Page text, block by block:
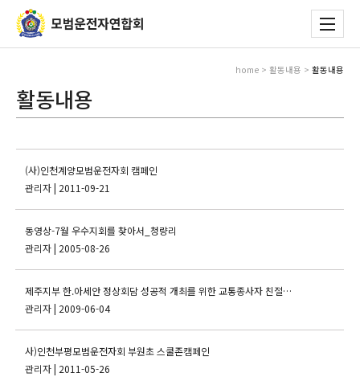
활동내용
home > 활동내용 > 활동내용
(사)인천계양모범운전자회 캠페인
관리자| 2011-09-21
동영상-7월 우수지회를 찾아서_청량리
관리자| 2005-08-26
제주지부 한.아세안 정상회담 성공적 개최를 위한 교통종사자 친절실천 결의대회
관리자| 2009-06-04
사)인천부평모범운전자회 부원초 스쿨존캠페인
관리자| 2011-05-26